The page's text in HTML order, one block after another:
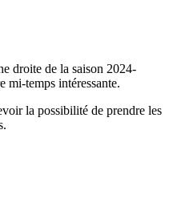
droite de la saison 2024-
mi-temps intéressante.
la possibilité de prendre les